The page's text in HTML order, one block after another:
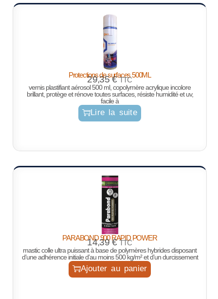
Protections de surfaces 500ML
29,35€ TTC
vernis plastifiant aérosol 500 ml, copolymère acrylique incolore
brillant, protège et rénove toutes surfaces, résiste humidité et uv,
facile à
Lire la suite
PARABOND 900 RAPID POWER
14,39€ TTC
mastic colle ultra puissant à base de polymères hybrides disposant
d’une adhérence initiale d’au moins 500 kg/m² et d’un durcissement
Ajouter au panier